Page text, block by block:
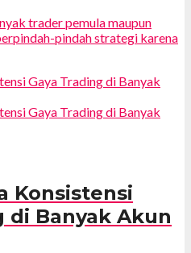
trader pemula maupun
pindah strategi karena
Konsistensi
di Banyak Akun